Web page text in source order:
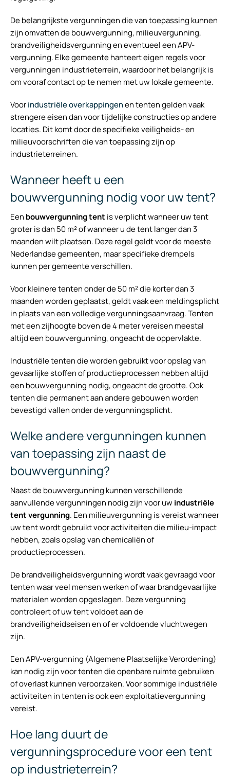
De belangrijkste vergunningen die van toepassing kunnen
zijn omvatten de bouwvergunning, milieuvergunning,
brandveiligheidsvergunning en eventueel een APV-
vergunning. Elke gemeente hanteert eigen regels voor
vergunningen industrieterrein, waardoor het belangrijk is
om vooraf contact op te nemen met uw lokale gemeente.
Voorindustriële overkappingenen tenten gelden vaak
strengere eisen dan voor tijdelijke constructies op andere
locaties. Dit komt door de specifieke veiligheids- en
milieuvoorschriften die van toepassing zijn op
industrieterreinen.
Wanneer heeft u een
bouwvergunning nodig voor uw tent?
Een bouwvergunning tent is verplicht wanneer uw tent
groter is dan 50 m² of wanneer u de tent langer dan 3
maanden wilt plaatsen. Deze regel geldt voor de meeste
Nederlandse gemeenten, maar specifieke drempels
kunnen per gemeente verschillen.
Voor kleinere tenten onder de 50 m² die korter dan 3
maanden worden geplaatst, geldt vaak een meldingsplicht
in plaats van een volledige vergunningsaanvraag. Tenten
met een zijhoogte boven de 4 meter vereisen meestal
altijd een bouwvergunning, ongeacht de oppervlakte.
Industriële tenten die worden gebruikt voor opslag van
gevaarlijke stoffen of productieprocessen hebben altijd
een bouwvergunning nodig, ongeacht de grootte. Ook
tenten die permanent aan andere gebouwen worden
bevestigd vallen onder de vergunningsplicht.
Welke andere vergunningen kunnen
van toepassing zijn naast de
bouwvergunning?
Naast de bouwvergunning kunnen verschillende
aanvullende vergunningen nodig zijn voor uw industriële
tent vergunning. Een milieuvergunning is vereist wanneer
uw tent wordt gebruikt voor activiteiten die milieu-impact
hebben, zoals opslag van chemicaliën of
productieprocessen.
De brandveiligheidsvergunning wordt vaak gevraagd voor
tenten waar veel mensen werken of waar brandgevaarlijke
materialen worden opgeslagen. Deze vergunning
controleert of uw tent voldoet aan de
brandveiligheidseisen en of er voldoende vluchtwegen
zijn.
Een APV-vergunning (Algemene Plaatselijke Verordening)
kan nodig zijn voor tenten die openbare ruimte gebruiken
of overlast kunnen veroorzaken. Voor sommige industriële
activiteiten in tenten is ook een exploitatievergunning
vereist.
Hoe lang duurt de
vergunningsprocedure voor een tent
op industrieterrein?